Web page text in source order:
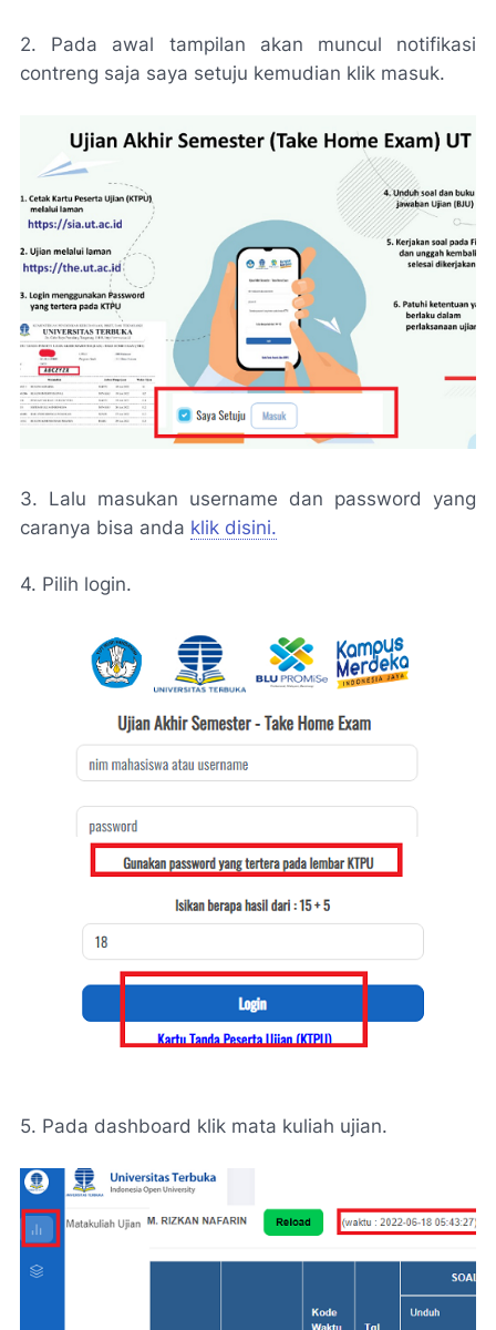
2. Pada awal tampilan akan muncul notifikasi
contreng saja saya setuju kemudian klik masuk.
3. Lalu masukan username dan password yang
caranya bisa anda klik disini.
4. Pilih login.
5. Pada dashboard klik mata kuliah ujian.